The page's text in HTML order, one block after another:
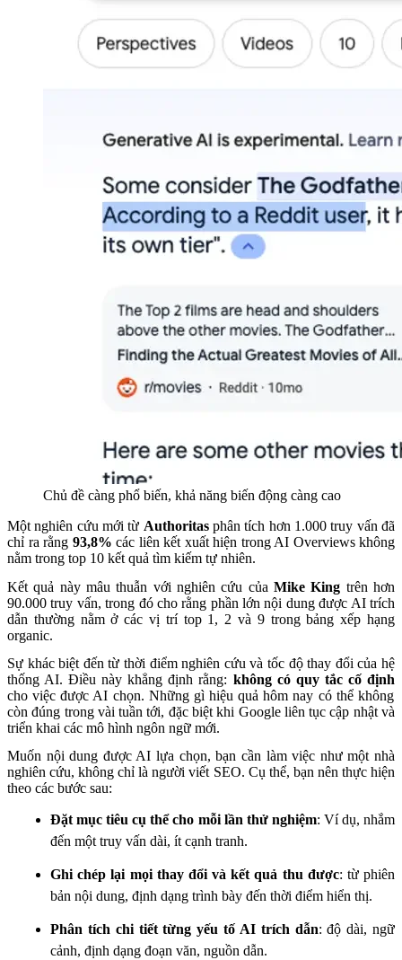
Chủ đề càng phổ biến, khả năng biến động càng cao
Một nghiên cứu mới từ Authoritasphân tích hơn 1.000 truy vấn đã
chỉ ra rằng 93,8% các liên kết xuất hiện trong AI Overviews không
nằm trong top 10 kết quả tìm kiếm tự nhiên.
Kết quả này mâu thuẫn với nghiên cứu của Mike King trên hơn
90.000 truy vấn, trong đó cho rằng phần lớn nội dung được AI trích
dẫn thường nằm ở các vị trí top 1, 2 và 9 trong bảng xếp hạng
organic.
Sự khác biệt đến từ thời điểm nghiên cứu và tốc độ thay đổi của hệ
thống AI. Điều này khẳng định rằng: không có quy tắc cố định
cho việc được AI chọn. Những gì hiệu quả hôm nay có thể không
còn đúng trong vài tuần tới, đặc biệt khi Google liên tục cập nhật và
triển khai các mô hình ngôn ngữ mới.
Muốn nội dung được AI lựa chọn, bạn cần làm việc như một nhà
nghiên cứu, không chỉ là người viết SEO. Cụ thể, bạn nên thực hiện
theo các bước sau:
Đặt mục tiêu cụ thể cho mỗi lần thử nghiệm: Ví dụ, nhắm
đến một truy vấn dài, ít cạnh tranh.
Ghi chép lại mọi thay đổi và kết quả thu được: từ phiên
bản nội dung, định dạng trình bày đến thời điểm hiển thị.
Phân tích chi tiết từng yếu tố AI trích dẫn: độ dài, ngữ
cảnh, định dạng đoạn văn, nguồn dẫn.